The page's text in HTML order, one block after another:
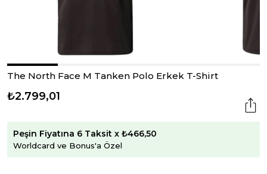
The North Face M Tanken Polo Erkek T-Shirt
₺2.799,01
Peşin Fiyatına 6 Taksit x ₺466,50
Worldcard ve Bonus'a Özel